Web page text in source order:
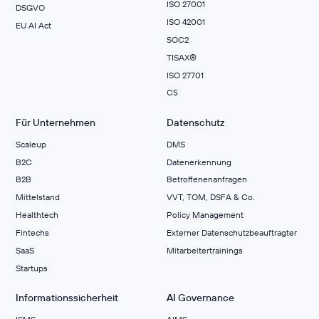
DSGVO
EU AI Act
ISO 27001
ISO 42001
SOC2
TISAX®
ISO 27701
C5
Für Unternehmen
Scaleup
B2C
B2B
Mittelstand
Healthtech
Fintechs
SaaS
Startups
Datenschutz
DMS
Datenerkennung
Betroffenenanfragen
VVT, TOM, DSFA & Co.
Policy Management
Externer Datenschutzbeauftragter
Mitarbeitertrainings
Informationssicherheit AI Governance